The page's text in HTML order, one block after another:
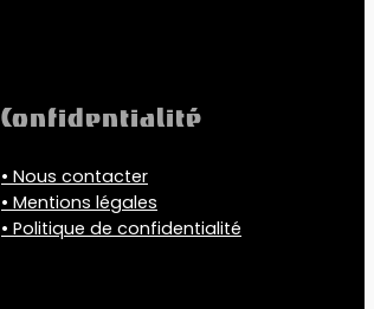
Confidentialité
• Nous contacter
• Mentions légales
• Politique de confidentialité